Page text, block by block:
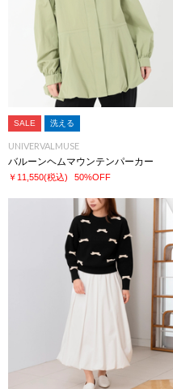
SALE 洗える
UNIVERVALMUSE
バルーンヘムマウンテンパーカー
￥11,550(税込) 50%OFF